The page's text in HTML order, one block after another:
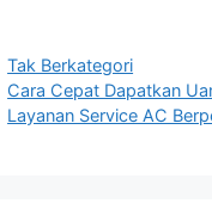
Categories
Tak Berkategori
Cara Cepat Dapatkan
Layanan Service AC